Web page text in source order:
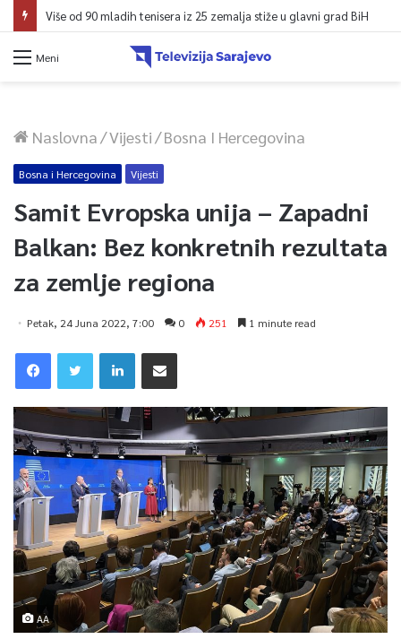
Više od 90 mladih tenisera iz 25 zemalja stiže u glavni grad BiH
Meni
Naslovna/Vijesti/Bosna I Hercegovina
Bosna i Hercegovina Vijesti
Samit Evropska unija – Zapadni
Balkan: Bez konkretnih rezultata
za zemlje regiona
Petak, 24 Juna 2022, 7:00 0 251 1 minute read
AA